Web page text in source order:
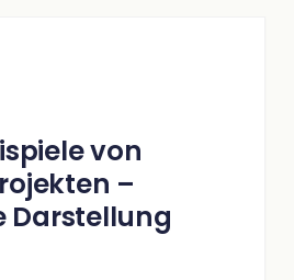
von
–
Darstellung